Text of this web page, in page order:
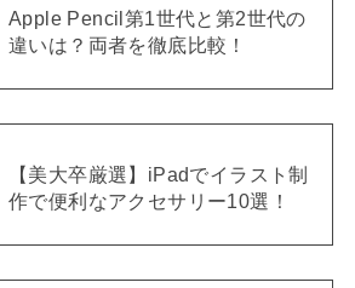
Apple Pencil第1世代と第2世代の
違いは？両者を徹底比較！
【美大卒厳選】iPadでイラスト制
作で便利なアクセサリー10選！